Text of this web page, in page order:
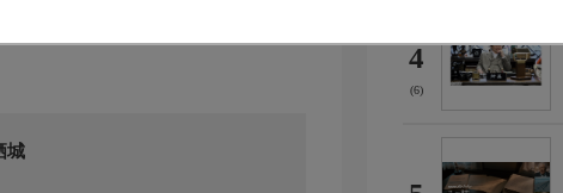
城
4
(6)